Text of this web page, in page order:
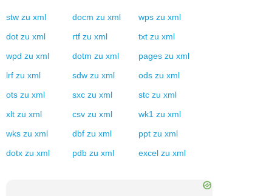
stw zu xml docm zu xml wps zu xml
dot zu xml rtf zu xml txt zu xml
wpd zu xml dotm zu xml pages zu xml
lrf zu xml sdw zu xml ods zu xml
ots zu xml sxc zu xml stc zu xml
xlt zu xml csv zu xml wk1 zu xml
wks zu xml dbf zu xml ppt zu xml
dotx zu xml pdb zu xml excel zu xml